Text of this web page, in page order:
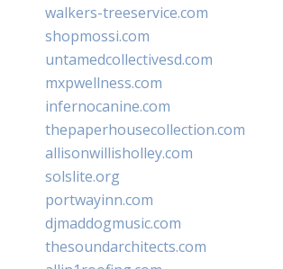
walkers-treeservice.com
shopmossi.com
untamedcollectivesd.com
mxpwellness.com
infernocanine.com
thepaperhousecollection.com
allisonwillisholley.com
solslite.org
portwayinn.com
djmaddogmusic.com
thesoundarchitects.com